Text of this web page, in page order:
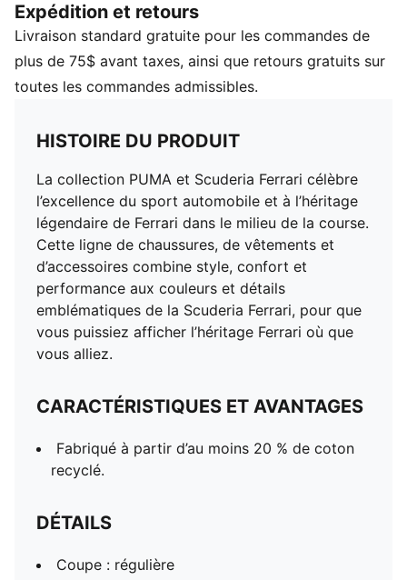
détails emblématiques de la Scuderia Ferrari, pour que
vous puissiez afficher l’héritage Ferrari où que vous
alliez.
CARACTÉRISTIQUES ET AVANTAGES
Coupe : régulière
Matériau principal : jersey simple
Col : Col rond
Manches courtes
Longueur : régulière
Détails de marque Scuderia Ferrari et PUMA
Expédition et retours
Livraison standard gratuite pour les commandes de
plus de 75$ avant taxes, ainsi que retours gratuits sur
toutes les commandes admissibles.
HISTOIRE DU PRODUIT
La collection PUMA et Scuderia Ferrari célèbre
l’excellence du sport automobile et à l’héritage
légendaire de Ferrari dans le milieu de la course.
Cette ligne de chaussures, de vêtements et
d’accessoires combine style, confort et
performance aux couleurs et détails
emblématiques de la Scuderia Ferrari, pour que
vous puissiez afficher l’héritage Ferrari où que
vous alliez.
CARACTÉRISTIQUES ET AVANTAGES
Fabriqué à partir d’au moins 20 % de coton
recyclé.
DÉTAILS
Coupe : régulière